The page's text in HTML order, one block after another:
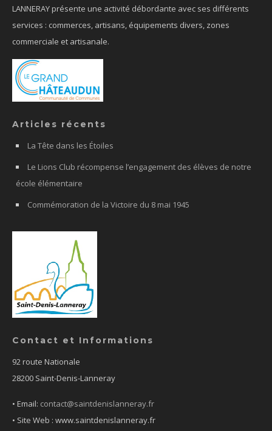
LANNERAY présente une activité débordante avec ses différents
services : commerces, artisans, équipements divers, zones
commerciale et artisanale.
Articles récents
La Tête dans les Étoiles
Le Lions Club récompense l’engagement des élèves de notre
école élémentaire
Commémoration de la Victoire du 8 mai 1945
Contact et Informations
92 route Nationale
28200 Saint-Denis-Lanneray
• Email: contact@saintdenislanneray.fr
• Site Web : www.saintdenislanneray.fr